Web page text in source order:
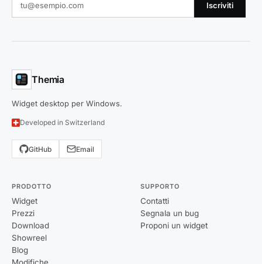
Iscriviti
Themia
Widget desktop per Windows.
Developed in Switzerland
GitHub Email
PRODOTTO
Widget
Prezzi
Download
Showreel
Blog
SUPPORTO
Contatti
Segnala un bug
Proponi un widget